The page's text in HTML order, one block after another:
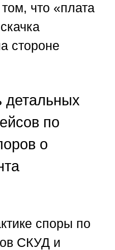
что «плата
стороне
детальных
по
о
споры по
СКУД и